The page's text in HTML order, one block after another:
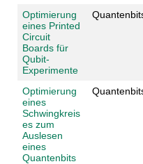
Optimierung
eines Printed
Circuit
Boards für
Qubit-
Experimente
Optimierung
eines
Schwingkreis
es zum
Auslesen
eines
Quantenbits